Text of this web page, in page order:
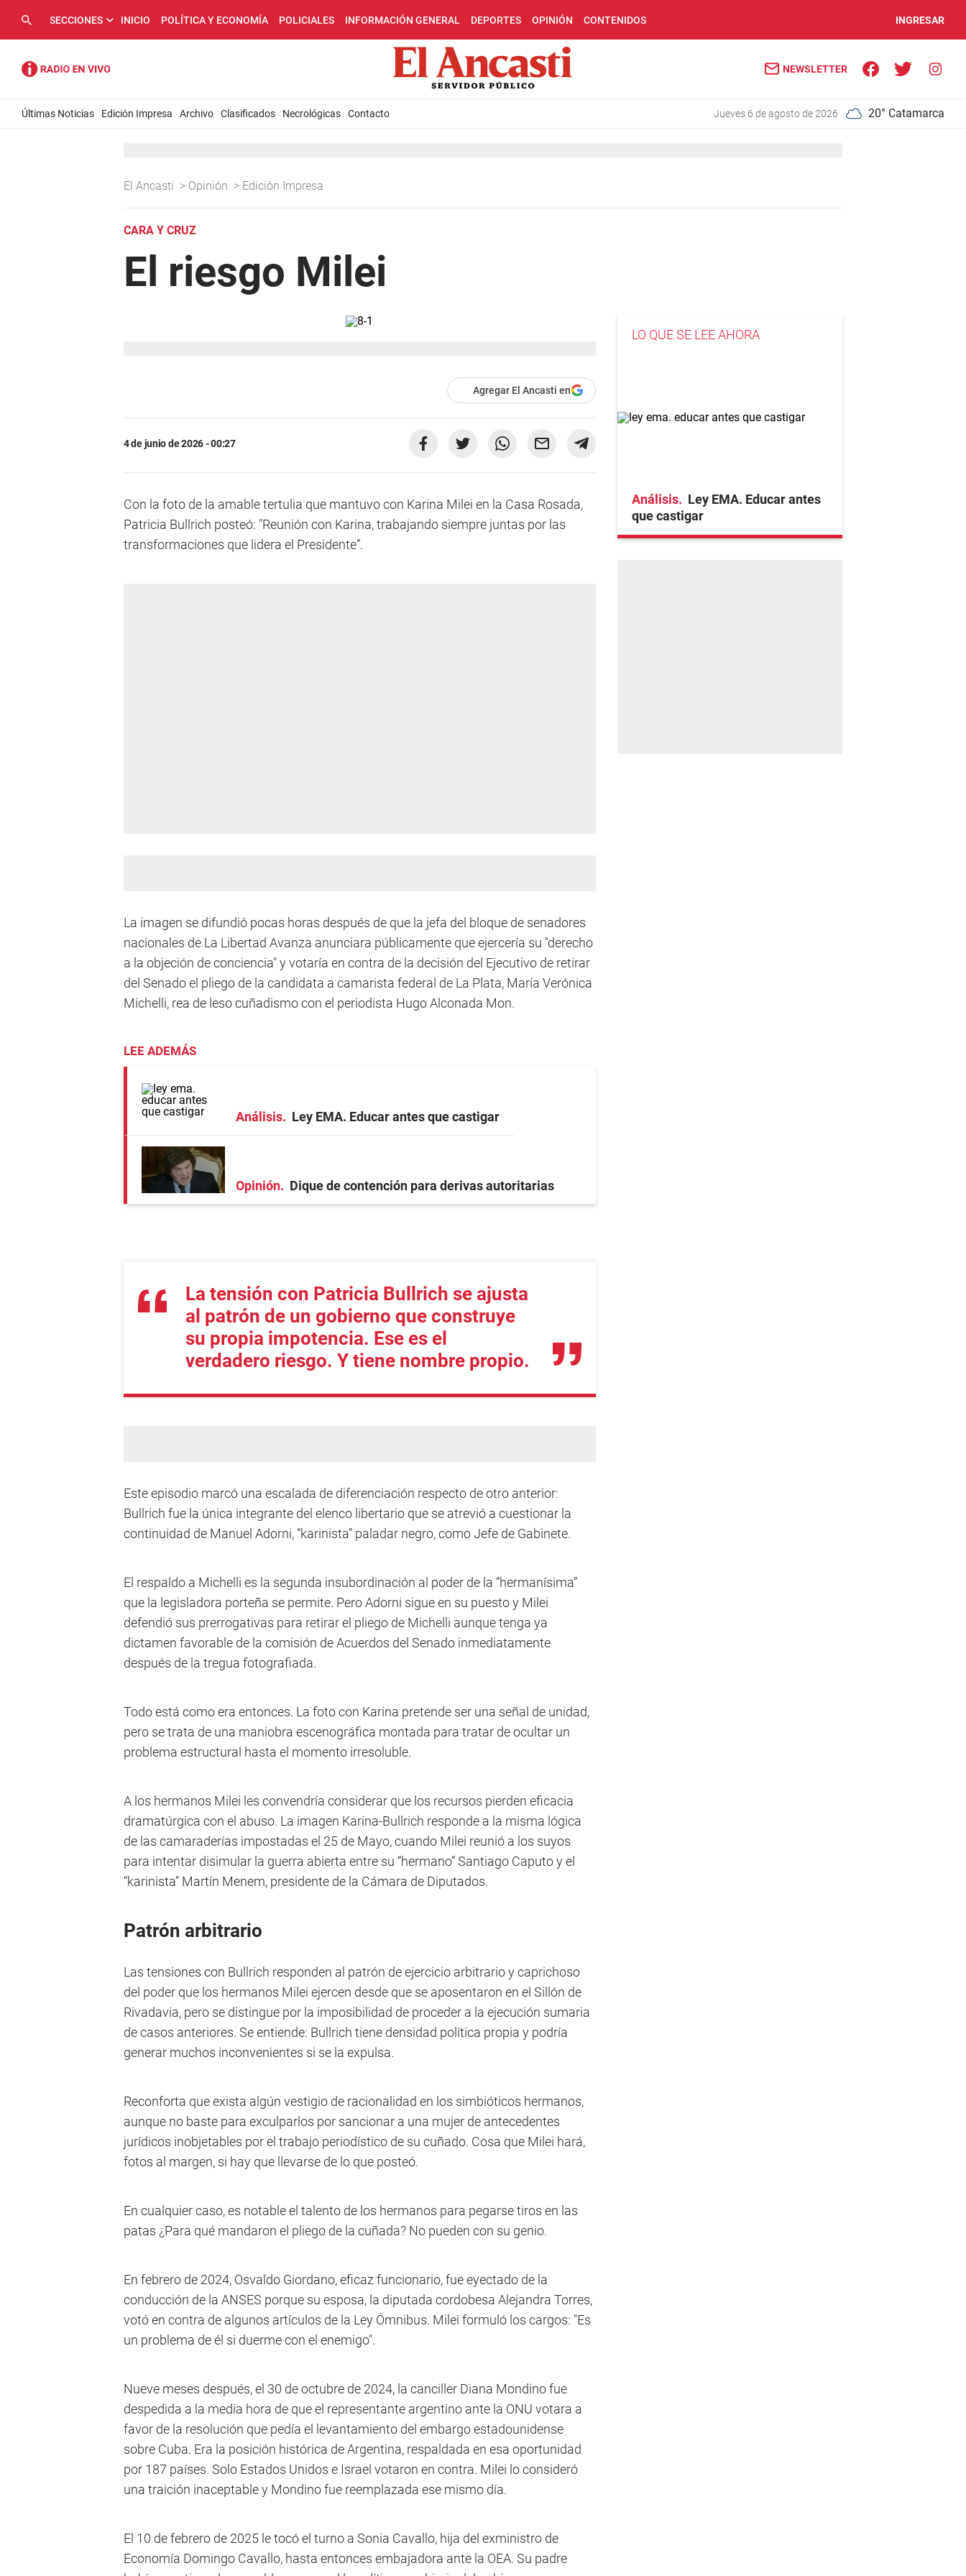
SECCIONES INICIO POLÍTICA Y ECONOMÍA POLICIALES INFORMACIÓN GENERAL DEPORTES OPINIÓN CONTENIDOS INGRESAR
NEWSLETTER
Últimas Noticias Edición Impresa Archivo Clasificados Necrológicas Contacto jueves 6 de agosto de 2026 20° Catamarca
El Ancasti > Opinión > Edición Impresa
CARA Y CRUZ
El riesgo Milei
Agregar El Ancasti en
4 de junio de 2026 - 00:27
Con la foto de la amable tertulia que mantuvo con Karina Milei en la Casa Rosada,
Patricia Bullrich posteó: "Reunión con Karina, trabajando siempre juntas por las
transformaciones que lidera el Presidente”.
La imagen se difundió pocas horas después de que la jefa del bloque de senadores
nacionales de La Libertad Avanza anunciara públicamente que ejercería su "derecho
a la objeción de conciencia" y votaría en contra de la decisión del Ejecutivo de retirar
del Senado el pliego de la candidata a camarista federal de La Plata, María Verónica
Michelli, rea de leso cuñadismo con el periodista Hugo Alconada Mon.
LEE ADEMÁS
Análisis Ley EMA. Educar antes que castigar
Opinión Dique de contención para derivas autoritarias
La tensión con Patricia Bullrich se ajusta
al patrón de un gobierno que construye
su propia impotencia. Ese es el
verdadero riesgo. Y tiene nombre propio.
Este episodio marcó una escalada de diferenciación respecto de otro anterior:
Bullrich fue la única integrante del elenco libertario que se atrevió a cuestionar la
continuidad de Manuel Adorni, “karinista” paladar negro, como Jefe de Gabinete.
El respaldo a Michelli es la segunda insubordinación al poder de la “hermanísima”
que la legisladora porteña se permite. Pero Adorni sigue en su puesto y Milei
defendió sus prerrogativas para retirar el pliego de Michelli aunque tenga ya
dictamen favorable de la comisión de Acuerdos del Senado inmediatamente
después de la tregua fotografiada.
Todo está como era entonces. La foto con Karina pretende ser una señal de unidad,
pero se trata de una maniobra escenográfica montada para tratar de ocultar un
problema estructural hasta el momento irresoluble.
A los hermanos Milei les convendría considerar que los recursos pierden eficacia
dramatúrgica con el abuso. La imagen Karina-Bullrich responde a la misma lógica
de las camaraderías impostadas el 25 de Mayo, cuando Milei reunió a los suyos
para intentar disimular la guerra abierta entre su “hermano” Santiago Caputo y el
“karinista” Martín Menem, presidente de la Cámara de Diputados.
Patrón arbitrario
Las tensiones con Bullrich responden al patrón de ejercicio arbitrario y caprichoso
del poder que los hermanos Milei ejercen desde que se aposentaron en el Sillón de
Rivadavia, pero se distingue por la imposibilidad de proceder a la ejecución sumaria
de casos anteriores. Se entiende: Bullrich tiene densidad política propia y podría
generar muchos inconvenientes si se la expulsa.
Reconforta que exista algún vestigio de racionalidad en los simbióticos hermanos,
aunque no baste para exculparlos por sancionar a una mujer de antecedentes
jurídicos inobjetables por el trabajo periodístico de su cuñado. Cosa que Milei hará,
fotos al margen, si hay que llevarse de lo que posteó.
En cualquier caso, es notable el talento de los hermanos para pegarse tiros en las
patas ¿Para qué mandaron el pliego de la cuñada? No pueden con su genio.
En febrero de 2024, Osvaldo Giordano, eficaz funcionario, fue eyectado de la
conducción de la ANSES porque su esposa, la diputada cordobesa Alejandra Torres,
votó en contra de algunos artículos de la Ley Ómnibus. Milei formuló los cargos: "Es
un problema de él si duerme con el enemigo".
Nueve meses después, el 30 de octubre de 2024, la canciller Diana Mondino fue
despedida a la media hora de que el representante argentino ante la ONU votara a
favor de la resolución que pedía el levantamiento del embargo estadounidense
sobre Cuba. Era la posición histórica de Argentina, respaldada en esa oportunidad
por 187 países. Solo Estados Unidos e Israel votaron en contra. Milei lo consideró
una traición inaceptable y Mondino fue reemplazada ese mismo día.
El 10 de febrero de 2025 le tocó el turno a Sonia Cavallo, hija del exministro de
Economía Domingo Cavallo, hasta entonces embajadora ante la OEA. Su padre
LO QUE SE LEE AHORA
Análisis
Ley EMA. Educar antes
que castigar